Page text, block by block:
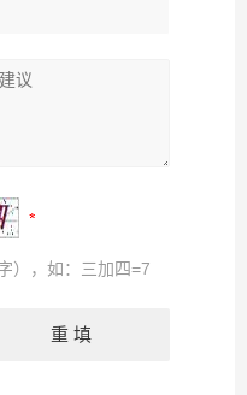
），如：三加四=7